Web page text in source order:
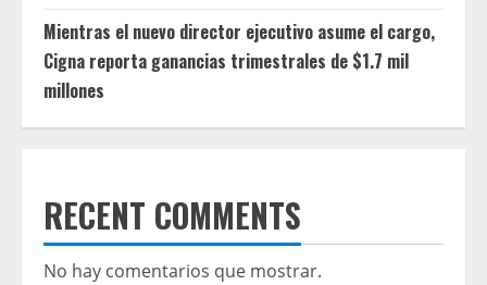
Mientras el nuevo director ejecutivo asume el cargo,
Cigna reporta ganancias trimestrales de $1.7 mil
millones
RECENT COMMENTS
No hay comentarios que mostrar.